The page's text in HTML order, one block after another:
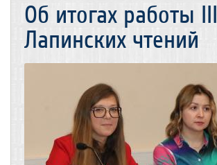
Об итогах работы III
Лапинских чтений